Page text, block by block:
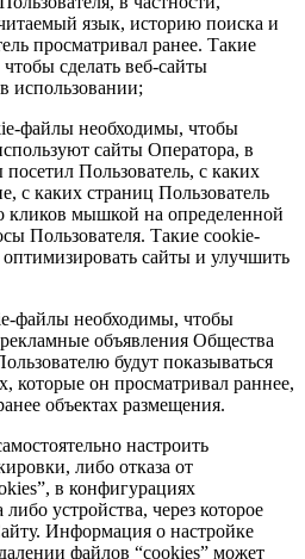
язык, историю поиска и
просматривал ранее. Такие
сделать веб-сайты
использовании;
файлы необходимы, чтобы
сайты Оператора, в
Пользователь, с каких
с каких страниц Пользователь
кликов мышкой на определенной
Пользователя. Такие cookie-
сайты и улучшить
файлы необходимы, чтобы
объявления Общества
будут показываться
которые он просматривал раннее,
объектах размещения.
настроить
либо отказа от
в конфигурациях
устройства, через которое
Информация о настройке
файлов “cookies” может